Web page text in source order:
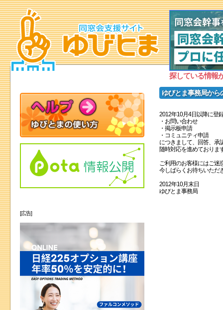
探している情報
ゆびとま事務局から
2012年10月4日以降に登
・お問い合わせ
・掲示板申請
・コミュニティ申請
につきまして、回答、承
随時対応を進めておりま
ご利用のお客様にはご迷
今しばらくお待ちいただ
2012年10月末日
ゆびとま事務局
[広告]